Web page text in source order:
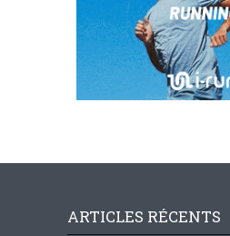
ARTICLES RÉCENTS